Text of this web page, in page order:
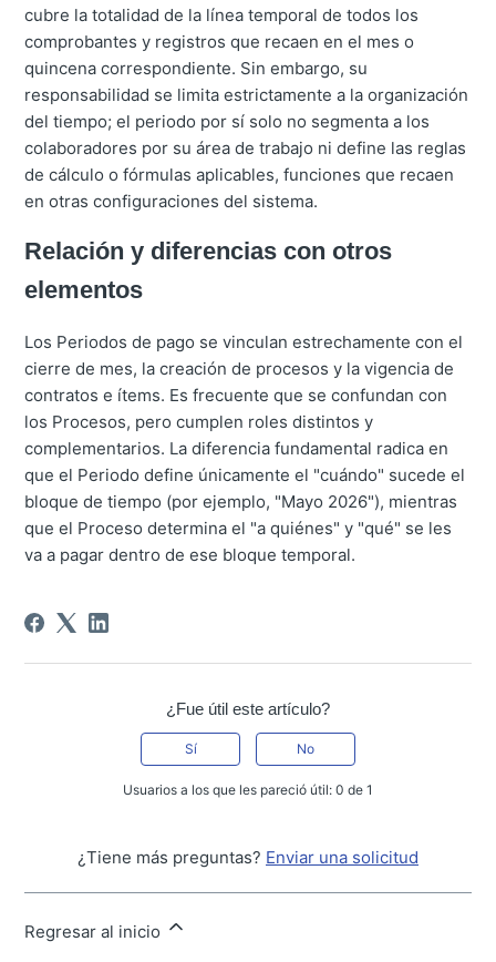
cubre la totalidad de la línea temporal de todos los
comprobantes y registros que recaen en el mes o
quincena correspondiente. Sin embargo, su
responsabilidad se limita estrictamente a la organización
del tiempo; el periodo por sí solo no segmenta a los
colaboradores por su área de trabajo ni define las reglas
de cálculo o fórmulas aplicables, funciones que recaen
en otras configuraciones del sistema.
Relación y diferencias con otros
elementos
Los Periodos de pago se vinculan estrechamente con el
cierre de mes, la creación de procesos y la vigencia de
contratos e ítems. Es frecuente que se confundan con
los Procesos, pero cumplen roles distintos y
complementarios. La diferencia fundamental radica en
que el Periodo define únicamente el "cuándo" sucede el
bloque de tiempo (por ejemplo, "Mayo 2026"), mientras
que el Proceso determina el "a quiénes" y "qué" se les
va a pagar dentro de ese bloque temporal.
¿Fue útil este artículo?
Sí No
Usuarios a los que les pareció útil: 0 de 1
¿Tiene más preguntas? Enviar una solicitud
Regresar al inicio